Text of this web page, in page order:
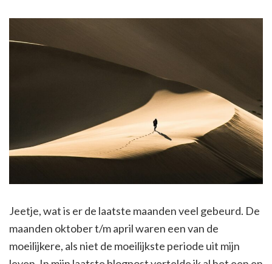
Jeetje, wat is er de laatste maanden veel gebeurd. De
maanden oktober t/m april waren een van de
moeilijkere, als niet de moeilijkste periode uit mijn